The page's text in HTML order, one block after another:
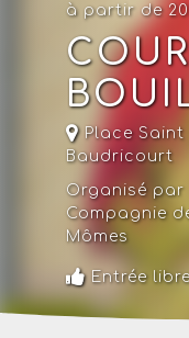
à partir de
COUR
Place Saint
Baudricourt
Organisé par
Compagnie
Mômes
Entrée